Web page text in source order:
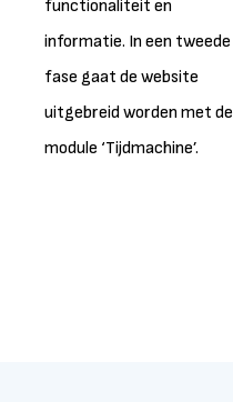
functionaliteit en
informatie. In een tweede
fase gaat de website
uitgebreid worden met de
module ‘Tijdmachine’.